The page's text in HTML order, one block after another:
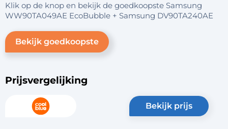
Klik op de knop en bekijk de goedkoopste Samsung
WW90TA049AE EcoBubble + Samsung DV90TA240AE
Bekijk goedkoopste
Prijsvergelijking
bekijk prijs